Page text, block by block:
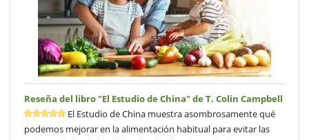
Reseña del libro "El Estudio de China" de T. Colin Campbell
El Estudio de China muestra asombrosamente qué
podemos mejorar en la alimentación habitual para evitar las